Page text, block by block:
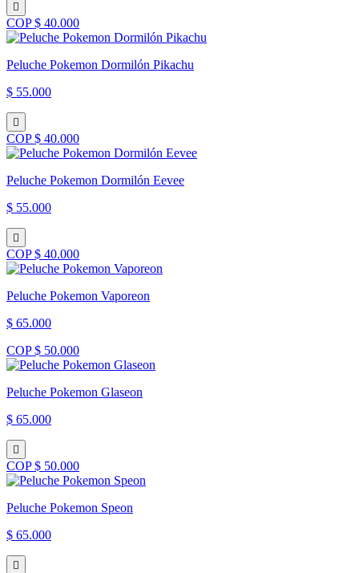
COP $ 40.000
Peluche Pokemon Dormilón Pikachu
$ 55.000
COP $ 40.000
Peluche Pokemon Dormilón Eevee
$ 55.000
COP $ 40.000
Peluche Pokemon Vaporeon
$ 65.000
COP $ 50.000
Peluche Pokemon Glaseon
$ 65.000
COP $ 50.000
Peluche Pokemon Speon
$ 65.000